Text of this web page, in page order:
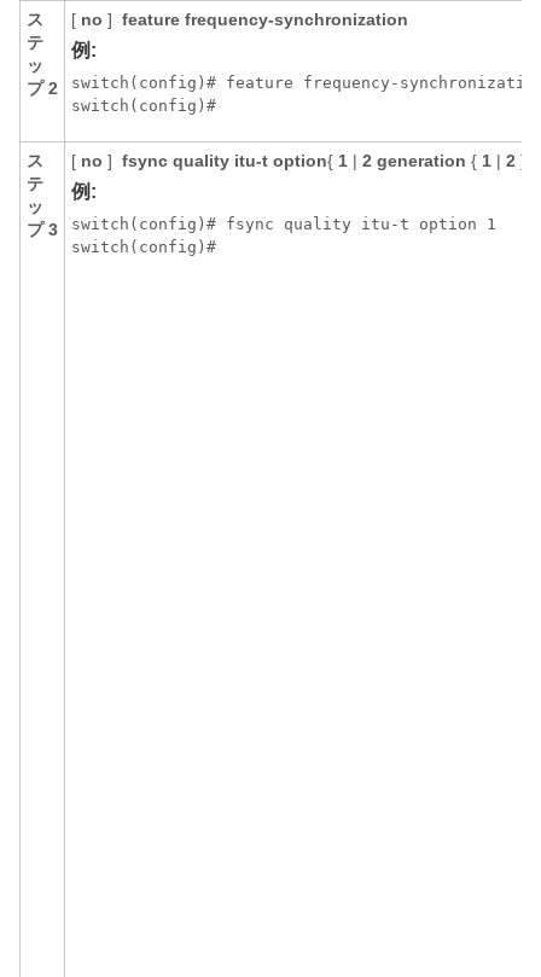
ス
テ
ッ
プ 2
[ no ] feature frequency-synchronization
例:
switch(config)# feature frequency-
ス
テ
ッ
プ 3
[ no ] fsync quality itu-t option{ 1 | 2 generation { 1 | 2 }
例:
switch(config)# fsync quality itu-t option 1